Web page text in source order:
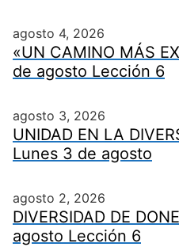
agosto 4, 2026
«UN CAMINO MÁS
de agosto Lección 6
agosto 3, 2026
UNIDAD EN LA
Lunes 3 de agosto
agosto 2, 2026
DIVERSIDAD DE
agosto Lección 6